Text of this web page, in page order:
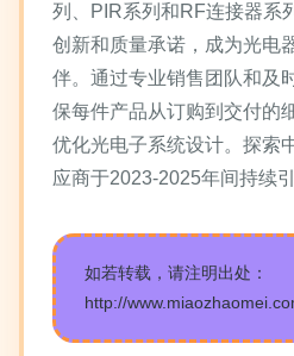
列、PIR系列和RF连接器系
创新和质量承诺，成为光电
伴。通过专业销售团队和及
保每件产品从订购到交付的
优化光电子系统设计。探索
应商于2023-2025年间持续
如若转载，请注明出处：
http://